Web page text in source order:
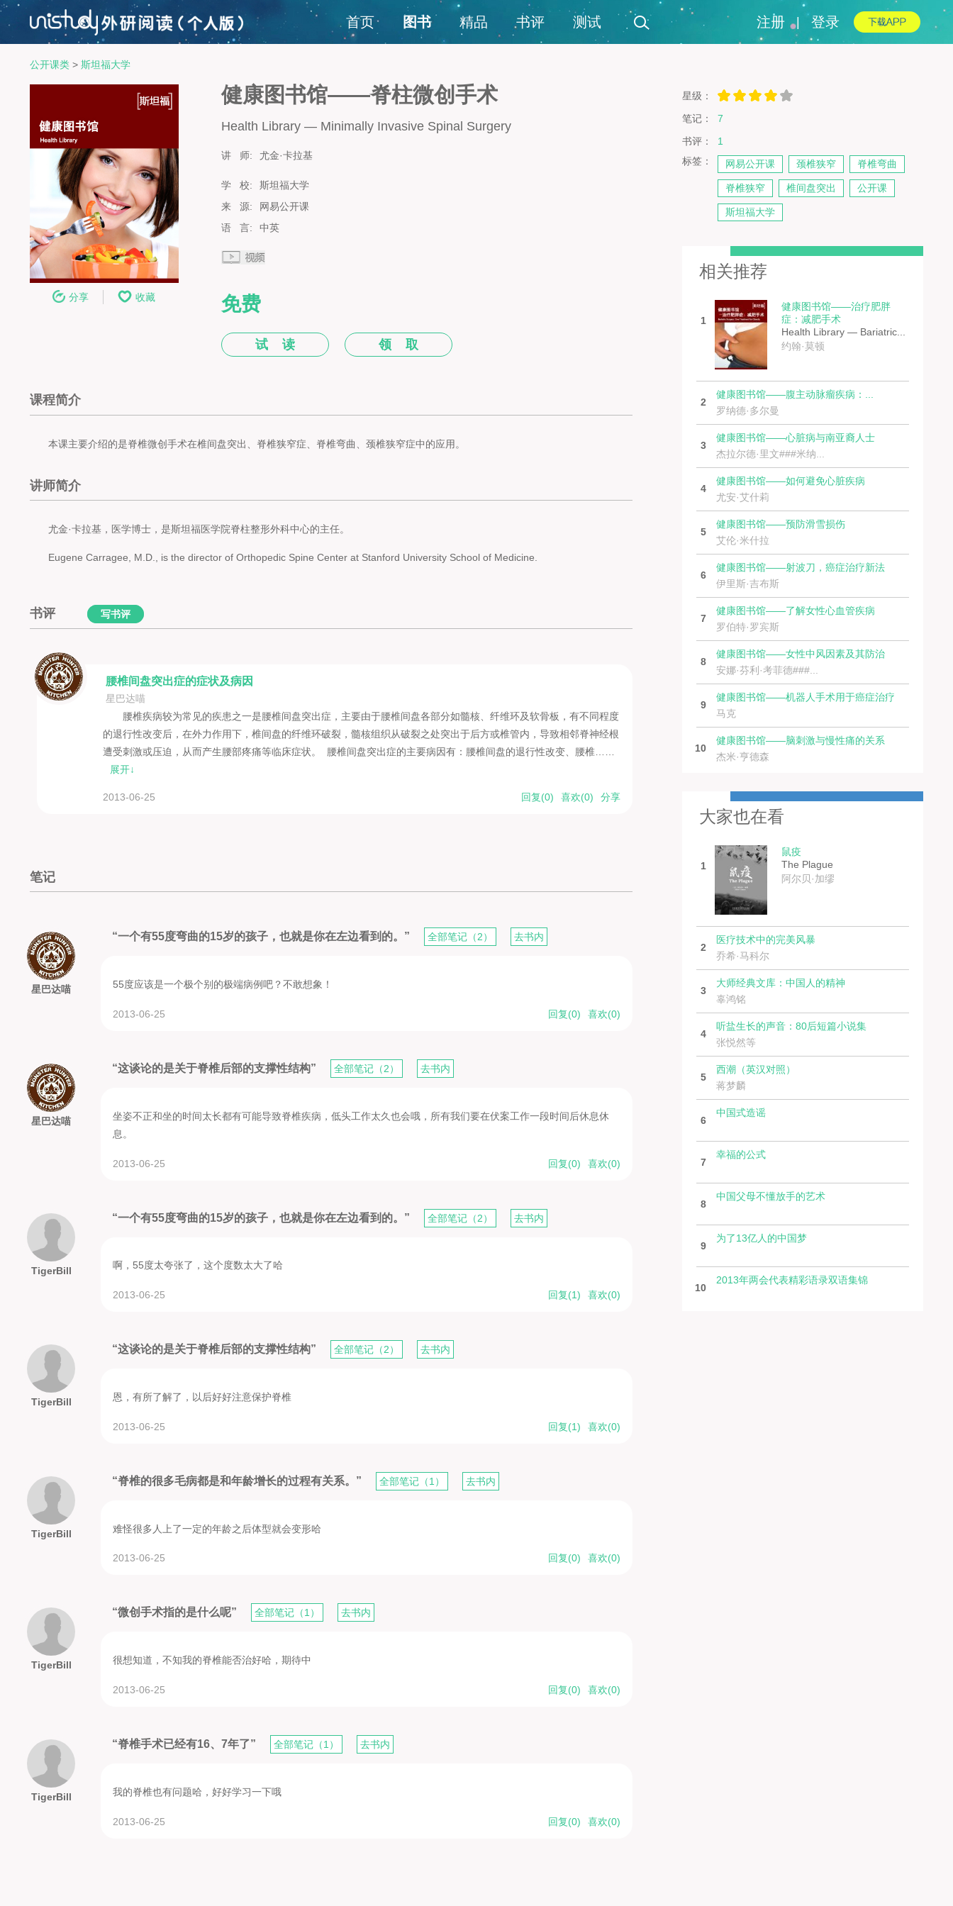
首页 图书 精品 书评 测试 注册 登录
公开课类 > 斯坦福大学
分享 收藏
健康图书馆——脊柱微创手术
Health Library — Minimally Invasive Spinal Surgery
讲 师: 尤金·卡拉基
学 校:
斯坦福大学
来 源:
网易公开课
语 言:
中英
免费
试 读 领 取
课程简介
本课主要介绍的是脊椎微创手术在椎间盘突出、脊椎狭窄症、脊椎弯曲、颈椎狭窄症中的应用。
讲师简介
尤金·卡拉基，医学博士，是斯坦福医学院脊柱整形外科中心的主任。
Eugene Carragee, M.D., is the director of Orthopedic Spine Center at Stanford University School of Medicine.
书评 写书评
腰椎间盘突出症的症状及病因
星巴达喵
腰椎疾病较为常见的疾患之一是腰椎间盘突出症，主要由于腰椎间盘各部分如髓核、纤维环及软骨板，有不同程度
的退行性改变后，在外力作用下，椎间盘的纤维环破裂，髓核组织从破裂之处突出于后方或椎管内，导致相邻脊神经根
遭受刺激或压迫，从而产生腰部疼痛等临床症状。 腰椎间盘突出症的主要病因有：腰椎间盘的退行性改变、腰椎……
展开↓
2013-06-25 分享
喜欢(0)
回复(0)
笔记
星巴达喵
“一个有55度弯曲的15岁的孩子，也就是你在左边看到的。” 全部笔记（2） 去书内
55度应该是一个极个别的极端病例吧？不敢想象！
2013-06-25 喜欢(0)
回复(0)
星巴达喵
“这谈论的是关于脊椎后部的支撑性结构” 全部笔记（2） 去书内
坐姿不正和坐的时间太长都有可能导致脊椎疾病，低头工作太久也会哦，所有我们要在伏案工作一段时间后休息休
息。
2013-06-25 喜欢(0)
回复(0)
TigerBill
“一个有55度弯曲的15岁的孩子，也就是你在左边看到的。” 全部笔记（2） 去书内
啊，55度太夸张了，这个度数太大了哈
2013-06-25 喜欢(0)
回复(1)
TigerBill
“这谈论的是关于脊椎后部的支撑性结构” 全部笔记（2） 去书内
恩，有所了解了，以后好好注意保护脊椎
2013-06-25 喜欢(0)
回复(1)
TigerBill
“脊椎的很多毛病都是和年龄增长的过程有关系。” 全部笔记（1） 去书内
难怪很多人上了一定的年龄之后体型就会变形哈
2013-06-25 喜欢(0)
回复(0)
TigerBill
“微创手术指的是什么呢” 全部笔记（1） 去书内
很想知道，不知我的脊椎能否治好哈，期待中
2013-06-25 喜欢(0)
回复(0)
TigerBill
“脊椎手术已经有16、7年了” 全部笔记（1） 去书内
我的脊椎也有问题哈，好好学习一下哦
2013-06-25 喜欢(0)
回复(0)
星级：
笔记： 7
书评： 1
标签：
网易公开课 颈椎狭窄 脊椎弯曲
脊椎狭窄 椎间盘突出 公开课
斯坦福大学
相关推荐
1
健康图书馆——治疗肥胖
症：减肥手术
Health Library — Bariatric...
约翰·莫顿
2
健康图书馆——腹主动脉瘤疾病：...
罗纳德·多尔曼
3
健康图书馆——心脏病与南亚裔人士
杰拉尔德·里文###米纳...
4
健康图书馆——如何避免心脏疾病
尤安·艾什莉
5
健康图书馆——预防滑雪损伤
艾伦·米什拉
6
健康图书馆——射波刀，癌症治疗新法
伊里斯·吉布斯
7
健康图书馆——了解女性心血管疾病
罗伯特·罗宾斯
8
健康图书馆——女性中风因素及其防治
安娜·芬利·考菲德###...
9
健康图书馆——机器人手术用于癌症治疗
马克
10
健康图书馆——脑刺激与慢性痛的关系
杰米·亨德森
大家也在看
1
鼠疫
The Plague
阿尔贝·加缪
2
医疗技术中的完美风暴
乔希·马科尔
3
大师经典文库：中国人的精神
辜鸿铭
4
听盐生长的声音：80后短篇小说集
张悦然等
5
西潮（英汉对照）
蒋梦麟
6
中国式造谣
7
幸福的公式
8
中国父母不懂放手的艺术
9
为了13亿人的中国梦
10
2013年两会代表精彩语录双语集锦